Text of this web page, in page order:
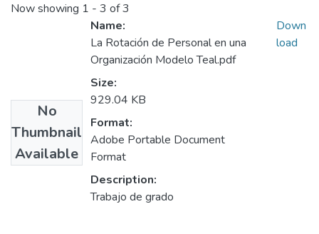
Now showing 1 - 3 of 3
No
Thumbnail
Available
Name:
La Rotación de Personal en una
Organización Modelo Teal.pdf
Size:
929.04 KB
Format:
Adobe Portable Document
Format
Description:
Trabajo de grado
Down
load